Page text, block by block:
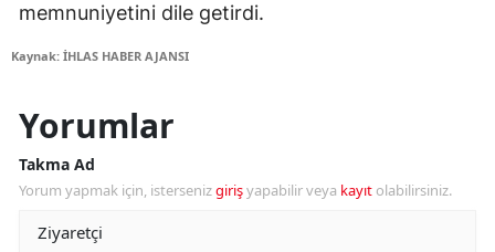
memnuniyetini dile getirdi.
Kaynak: İHLAS HABER AJANSI
Yorumlar
Takma Ad
Yorum yapmak için, istersenizgirişyapabilir veya kayıt olabilirsiniz.